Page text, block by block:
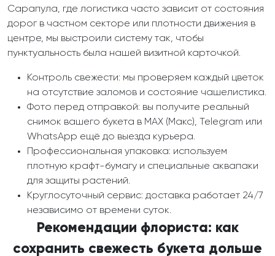
Сарапула, где логистика часто зависит от состояния
дорог в частном секторе или плотности движения в
центре, мы выстроили систему так, чтобы
пунктуальность была нашей визитной карточкой.
Контроль свежести: мы проверяем каждый цветок
на отсутствие заломов и состояние чашелистика.
Фото перед отправкой: вы получите реальный
снимок вашего букета в MAX (Макс), Telegram или
WhatsApp ещё до выезда курьера.
Профессиональная упаковка: используем
плотную крафт-бумагу и специальные аквапаки
для защиты растений.
Круглосуточный сервис: доставка работает 24/7
независимо от времени суток.
Рекомендации флориста: как
сохранить свежесть букета дольше